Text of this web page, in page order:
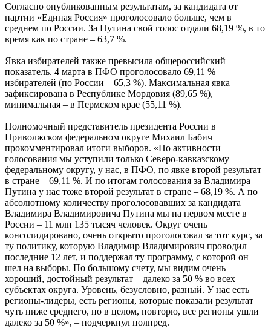
Согласно опубликованным результатам, за кандидата от
партии «Единая Россия» проголосовало больше, чем в
среднем по России. За Путина свой голос отдали 68,19 %, в то
время как по стране – 63,7 %.
Явка избирателей также превысила общероссийский
показатель. 4 марта в ПФО проголосовало 69,11 %
избирателей (по России – 65,3 %). Максимальная явка
зафиксирована в Республике Мордовия (89,65 %),
минимальная – в Пермском крае (55,11 %).
Полномочный представитель президента России в
Приволжском федеральном округе Михаил Бабич
прокомментировал итоги выборов. «По активности
голосования мы уступили только Северо-кавказскому
федеральному округу, у нас, в ПФО, по явке второй результат
в стране – 69,11 %. И по итогам голосования за Владимира
Путина у нас тоже второй результат в стране – 68,19 %. А по
абсолютному количеству проголосовавших за кандидата
Владимира Владимировича Путина мы на первом месте в
России – 11 млн 135 тысяч человек. Округ очень
консолидировано, очень открыто проголосовал за тот курс, за
ту политику, которую Владимир Владимирович проводил
последние 12 лет, и поддержал ту программу, с которой он
шел на выборы. По большому счету, мы видим очень
хороший, достойный результат – далеко за 50 % во всех
субъектах округа. Уровень, безусловно, разный. У нас есть
регионы-лидеры, есть регионы, которые показали результат
чуть ниже среднего, но в целом, повторю, все регионы ушли
далеко за 50 %», – подчеркнул полпред.